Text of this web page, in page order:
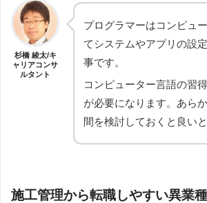
杉橋 綾太/キ
ャリアコンサ
ルタント
プログラマーはコンピュ
てシステムやアプリの設
事です。
コンピューター言語の習
が必要になります。あら
間を検討しておくと良いと
施工管理から転職しやすい異業